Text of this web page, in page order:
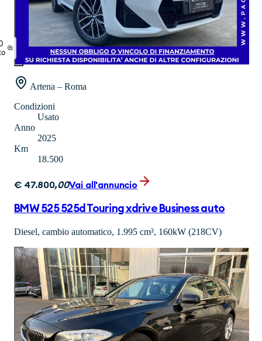
Artena – Roma
Condizioni
Usato
Anno
2025
Km
18.500
€ 47.800,00Vai all'annuncio
BMW 525 525d Touring xdrive Business auto
Diesel, cambio automatico, 1.995 cm³, 160kW (218CV)